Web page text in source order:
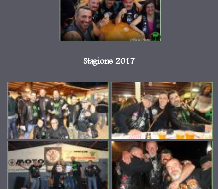
Stagione 2017